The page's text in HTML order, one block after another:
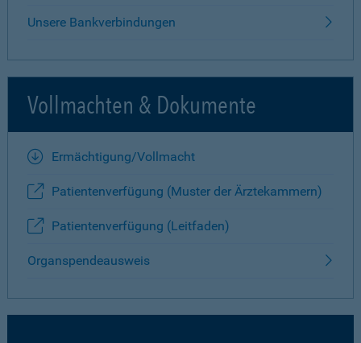
Unsere Bankverbindungen
Vollmachten & Dokumente
Ermächtigung/Vollmacht
Patientenverfügung (Muster der Ärztekammern)
Patientenverfügung (Leitfaden)
Organspendeausweis